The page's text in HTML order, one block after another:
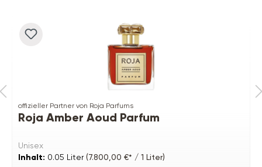
offizieller Partner von Roja Parfums
Roja Amber Aoud Parfum
Unisex
Inhalt: 0.05 Liter(7.800,00 €* / 1 Liter)